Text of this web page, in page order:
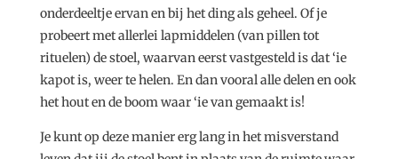
onderdeeltje ervan en bij het ding als geheel. Of je
probeert met allerlei lapmiddelen (van pillen tot
rituelen) de stoel, waarvan eerst vastgesteld is dat ‘ie
kapot is, weer te helen. En dan vooral alle delen en ook
het hout en de boom waar ‘ie van gemaakt is!
Je kunt op deze manier erg lang in het misverstand